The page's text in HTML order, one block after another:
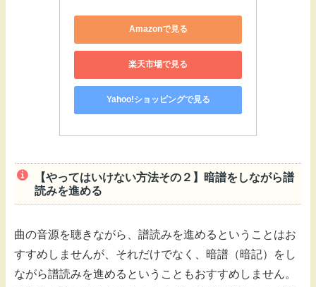
Amazonで見る
楽天市場で見る
Yahoo!ショッピングで見る
【やってはいけない方法その２】暗譜をしながら譜
読みを進める
曲の音源を聴きながら、譜読みを進めるということはお
すすめしませんが、それだけでなく、暗譜（暗記）をし
ながら譜読みを進めるということもおすすめしません。